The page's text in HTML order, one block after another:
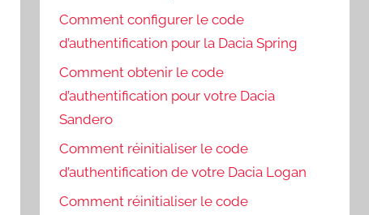
Comment configurer le code
d’authentification pour la Dacia Spring
Comment obtenir le code
d’authentification pour votre Dacia
Sandero
Comment réinitialiser le code
d’authentification de votre Dacia Logan
Comment réinitialiser le code